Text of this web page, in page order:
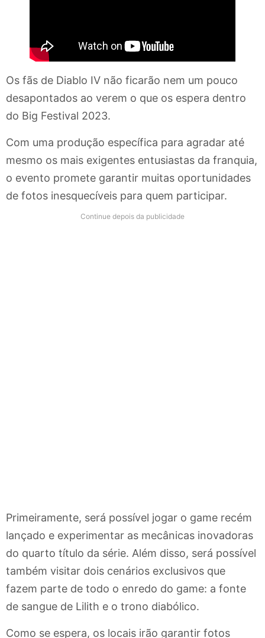
Os fãs de Diablo IV não ficarão nem um pouco
desapontados ao verem o que os espera dentro
do Big Festival 2023.
Com uma produção específica para agradar até
mesmo os mais exigentes entusiastas da franquia,
o evento promete garantir muitas oportunidades
de fotos inesquecíveis para quem participar.
Continue depois da publicidade
Primeiramente, será possível jogar o game recém
lançado e experimentar as mecânicas inovadoras
do quarto título da série. Além disso, será possível
também visitar dois cenários exclusivos que
fazem parte de todo o enredo do game: a fonte
de sangue de Lilith e o trono diabólico.
Como se espera, os locais irão garantir fotos